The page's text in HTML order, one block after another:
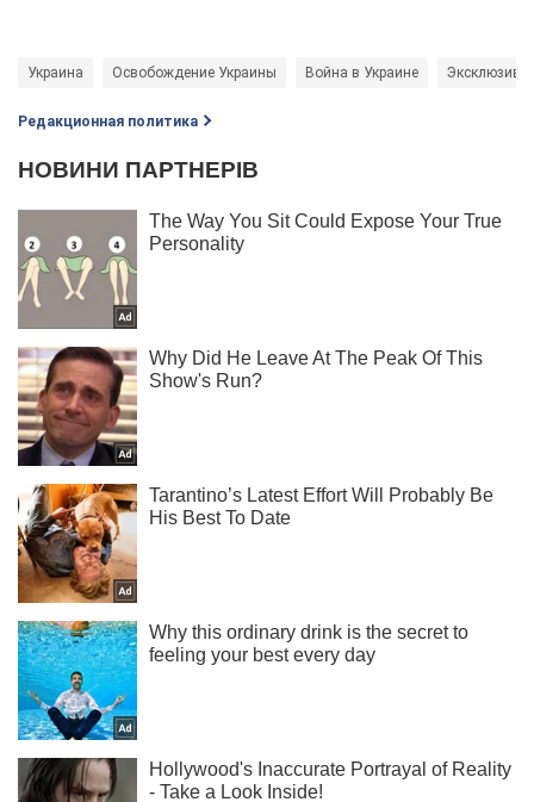
Украина Освобождение Украины Война в Украине Эксклюзив
Редакционная политика